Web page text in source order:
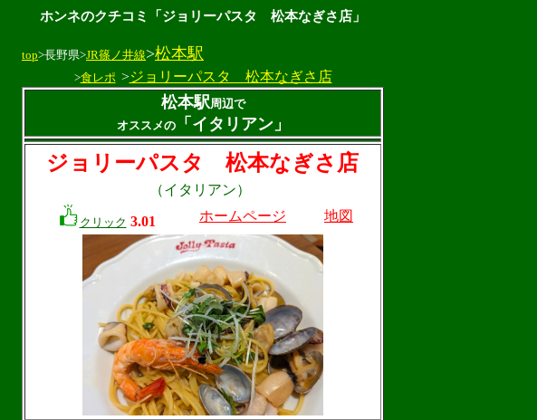
ホンネのクチコミ「ジョリーパスタ 松本なぎさ店」
top>長野県>JR篠ノ井線>松本駅
>食レポ >ジョリーパスタ 松本なぎさ店
松本駅周辺で
オススメの「イタリアン」
ジョリーパスタ 松本なぎさ店
（イタリアン）
クリック 3.01 ホームページ 地図